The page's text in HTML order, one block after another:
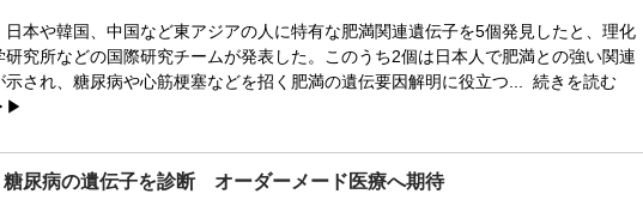
日本や韓国、中国など東アジアの人に特有な肥満関連遺伝子を5個発見したと、理化
研究所などの国際研究チームが発表した。このうち2個は日本人で肥満との強い関連
示され、糖尿病や心筋梗塞などを招く肥満の遺伝要因解明に役立つ... 続きを読む
糖尿病の遺伝子を診断 オーダーメード医療へ期待